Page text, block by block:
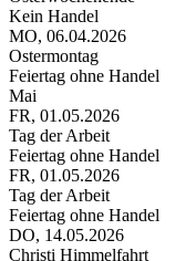
Kein Handel
MO, 06.04.2026
Ostermontag
Feiertag ohne Handel
Mai
FR, 01.05.2026
Tag der Arbeit
Feiertag ohne Handel
FR, 01.05.2026
Tag der Arbeit
Feiertag ohne Handel
DO, 14.05.2026
Christi Himmelfahrt